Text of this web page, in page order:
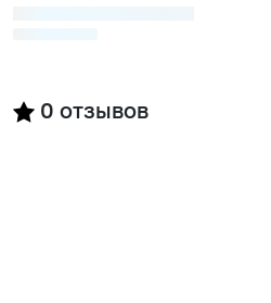
0 отзывов